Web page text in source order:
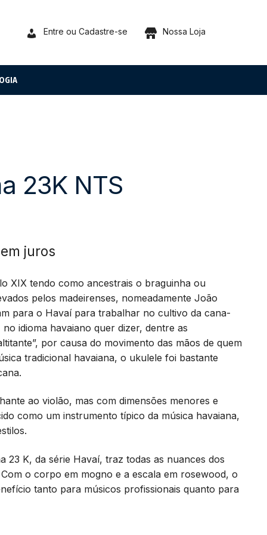
Entre ou Cadastre-se Nossa Loja
23K NTS
juros
XIX tendo como ancestrais o braguinha ou
pelos madeirenses, nomeadamente João
para o Havaí para trabalhar no cultivo da cana-
idioma havaiano quer dizer, dentre as
por causa do movimento das mãos de quem
tradicional havaiana, o ukulele foi bastante
ao violão, mas com dimensões menores e
como um instrumento típico da música havaiana,
23 K, da série Havaí, traz todas as nuances dos
o corpo em mogno e a escala em rosewood, o
tanto para músicos profissionais quanto para